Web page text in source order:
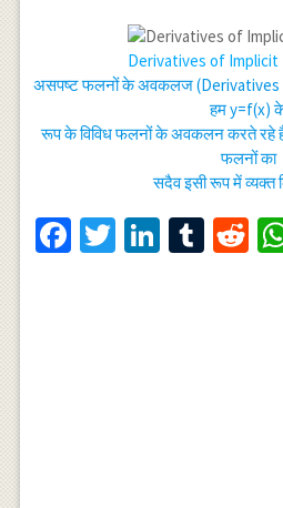
Derivatives of Implicit
असपष्ट फलनों के अवकलज (Derivatives
हम y=f(x)
रूप के विविध फलनों के अवकलन करते रहे
फलनों का
सदैव इसी रूप में व्यक्त
Facebook
Twitter